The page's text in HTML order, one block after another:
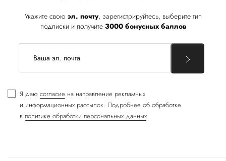
Укажите свою эл. почту, зарегистрируйтесь, выберите тип
подписки и получите 3000 бонусных баллов
Я даю согласие на направление рекламных
и информационных рассылок. Подробнее об обработке
в политике обработки персональных данных